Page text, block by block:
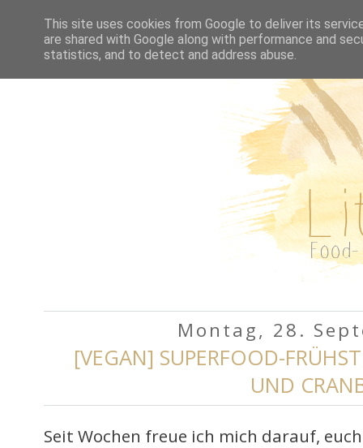
Montag, 28.
[VEGAN] SUPERFOOD-
UND
Seit Wochen freue ich mich darauf,
This site uses cookies from Google to deliver its
are shared with Google along with performance and
statistics, and to detect and address abuse.